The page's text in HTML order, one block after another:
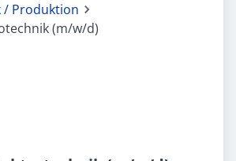
/ Produktion
(m/w/d)